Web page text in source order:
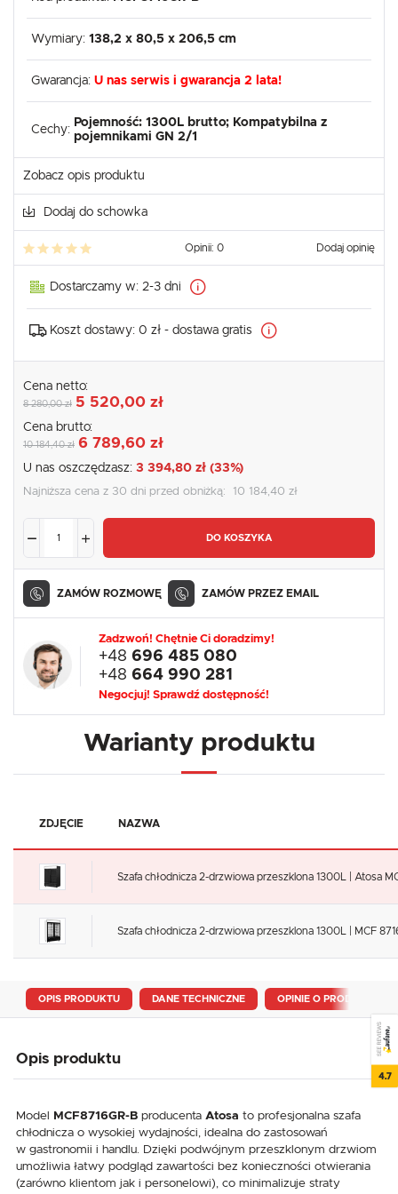
Wymiary: 138,2 x 80,5 x 206,5 cm
Gwarancja: U nas serwis i gwarancja 2 lata!
Cechy:
Pojemność: 1300L brutto; Kompatybilna z
pojemnikami GN 2/1
Zobacz opis produktu
Dodaj do schowka
Opinii: 0 Dodaj opinię
Dostarczamy w: 2-3 dni
Koszt dostawy: 0 zł - dostawa gratis
Cena netto:
8 280,00 zł 5 520,00 zł
Cena brutto:
10 184,40 zł 6 789,60 zł
U nas oszczędzasz: 3 394,80 zł (33%)
Najniższa cena z 30 dni przed obniżką: 10 184,40 zł
DO KOSZYKA
ZAMÓW ROZMOWĘ ZAMÓW PRZEZ EMAIL
Zadzwoń! Chętnie Ci doradzimy!
+48 696 485 080
+48 664 990 281
Negocjuj! Sprawdź dostępność!
Warianty produktu
ZDJĘCIE NAZWA
Szafa chłodnicza 2-drzwiowa przeszklona 1300L | Atosa
Szafa chłodnicza 2-drzwiowa przeszklona 1300L | MCF
OPIS PRODUKTU DANE TECHNICZNE OPINIE O PRODUKCIE
Opis produktu
Model MCF8716GR-B producenta Atosa to profesjonalna szafa
chłodnicza o wysokiej wydajności, idealna do zastosowań
w gastronomii i handlu. Dzięki podwójnym przeszklonym drzwiom
umożliwia łatwy podgląd zawartości bez konieczności otwierania
(zarówno klientom jak i personelowi), co minimalizuje straty
SEE REVIEWS
4.7